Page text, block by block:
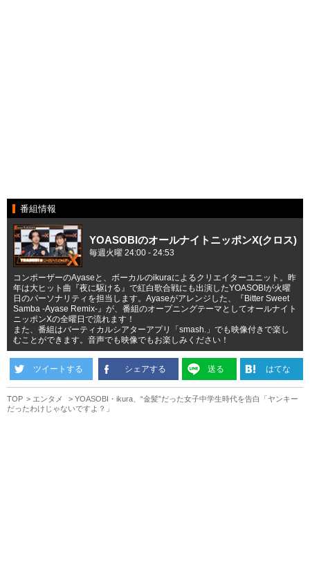
番組情報
YOASOBIのオールナイトニッポンX(クロス)
毎週火曜 24:00 - 24:53
コンポーザーのAyaseと、ボーカルのikuraによるクリエイターユニット。昨
年は大ヒット曲『夜に駆ける』で紅白歌合戦にも出演したYOASOBIが火曜
日のパーソナリティを担当します。Ayaseがアレンジした、『Bitter Sweet
Samba -Ayase Remix-』が、番組のオープニングテーマとしてオールナイト
ニッポンXの全曜日で流れます！
また、番組はバーティカルシアターアプリ「smash.」でも映像付きで楽し
むことができます。音声でも映像でもお楽しみください！
ツイートする シェアする 送る はてな
TOP エンタメ
YOASOBI・ikura、“金髪”だった女子中学生時代を告白「ヤンキー
だったわけじゃないですよ？」